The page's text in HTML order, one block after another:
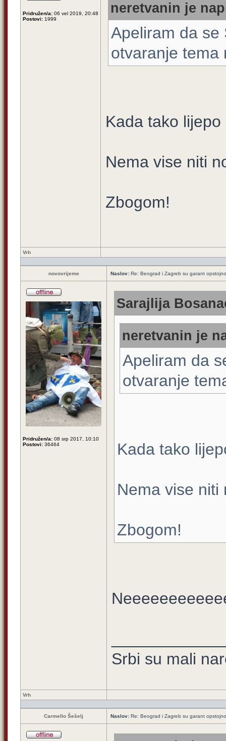
Pridružen/a: 06 vel 2019, 20:48
Postovi: 1999
neretvanin je
Apeliram da se
otvaranje tema
Kada tako
Nema vise niti
Zbogom!
Vrh
novovrijeme Naslov: Re: Beograd i Zagreb su garant
Pridružen/a: 08 srp 2017, 10:10
Postovi: 36464
Sarajlija
neretvanin je
Apeliram da
otvaranje
Kada tako
Nema vise niti
Zbogom!
Srbi su mali
Vrh
Carmello Šešelj Naslov: Re: Beograd i Zagreb su garant